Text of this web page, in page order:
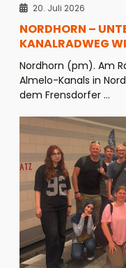
20. Juli 2026
NORDHORN –
KANALRADWEG
Nordhorn (pm). Am
Almelo-Kanals in
dem Frensdorfer ...